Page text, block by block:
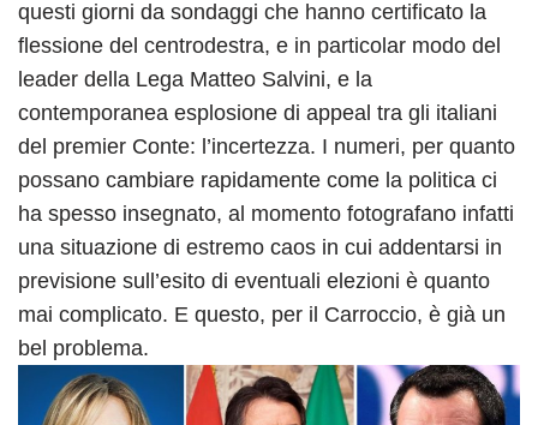
questi giorni da sondaggi che hanno certificato la
flessione del centrodestra, e in particolar modo del
leader della Lega Matteo Salvini, e la
contemporanea esplosione di appeal tra gli italiani
del premier Conte: l’incertezza. I numeri, per quanto
possano cambiare rapidamente come la politica ci
ha spesso insegnato, al momento fotografano infatti
una situazione di estremo caos in cui addentarsi in
previsione sull’esito di eventuali elezioni è quanto
mai complicato. E questo, per il Carroccio, è già un
bel problema.